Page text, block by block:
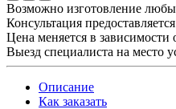
Возможно изготовление
Консультация
Цена меняется в зависимости
Выезд специалиста на место
Описание
Как заказать